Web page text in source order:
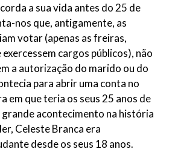
a sua vida antes do 25 de
nos que, antigamente, as
votar (apenas as freiras,
cargos públicos), não
a autorização do marido ou do
para abrir uma conta no
em que teria os seus 25 anos de
acontecimento na história
Celeste Branca era
desde os seus 18 anos.